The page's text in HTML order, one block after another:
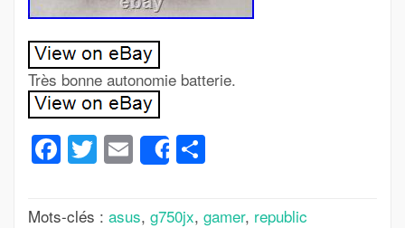
Très bonne autonomie batterie.
Facebook
Twitter
Email
Share
Mots-clés : asus, g750jx, gamer, republic